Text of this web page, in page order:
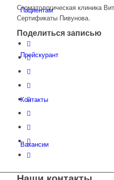
Пациентам
Прейскурант
Контакты
Вакансии
Стоматологическая клиника
Сертификаты Пивунова.
Поделиться записью